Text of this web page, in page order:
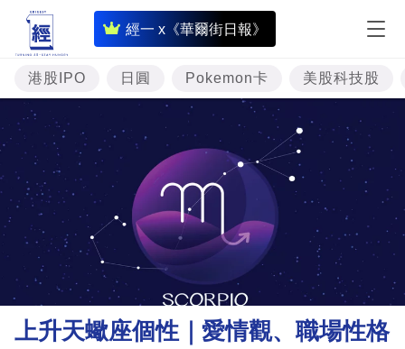
經一 x《華爾街日報》
即
時
財
經
專
題
投
資
樓
理
財
港股IPO 日圓 Pokemon卡 美股科技股
上升天蠍座個性｜愛情觀、職場性格